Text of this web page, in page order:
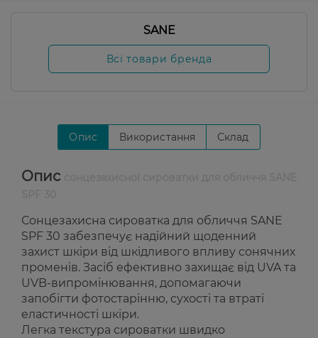
SANE
Всі товари бренда
Опис Використання Склад
Опис
Сонцезахисна сироватка для обличчя SANE
SPF 30 забезпечує надійний щоденний
захист шкіри від шкідливого впливу сонячних
променів. Засіб ефективно захищає від UVA та
UVB-випромінювання, допомагаючи
запобігти фотостарінню, сухості та втраті
еластичності шкіри.
Легка текстура сироватки швидко